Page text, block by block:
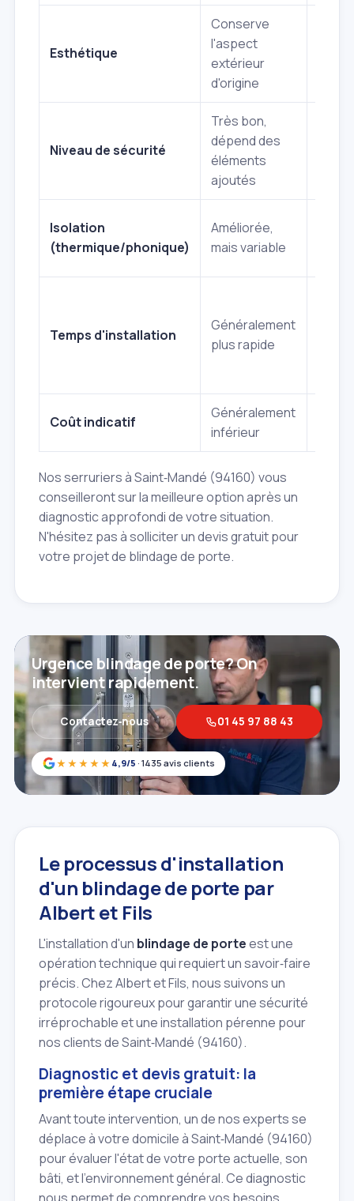
Esthétique
Conserve
l'aspect
extérieur
d'origine
Niveau de sécurité
Très bon,
dépend des
éléments
ajoutés
Isolation
(thermique/phonique)
Améliorée,
mais variable
Temps d'installation
Généralement
plus rapide
Coût indicatif
Généralement
inférieur
Nos serruriers à Saint‑Mandé (94160) vous
conseilleront sur la meilleure option après un
diagnostic approfondi de votre situation.
N'hésitez pas à solliciter un devis gratuit pour
votre projet de blindage de porte.
★★★★★ 4,9/5 · 1435 avis clients
Urgence blindage de porte? On
intervient rapidement.
Contactez‑nous 01 45 97 88 43
Le processus d'installation
d'un blindage de porte par
Albert et Fils
L'installation d'un blindage de porteest une
opération technique qui requiert un savoir‑faire
précis. Chez Albert et Fils, nous suivons un
protocole rigoureux pour garantir une sécurité
irréprochable et une installation pérenne pour
nos clients de Saint‑Mandé (94160).
Diagnostic et devis gratuit: la
première étape cruciale
Avant toute intervention, un de nos experts se
déplace à votre domicile à Saint‑Mandé (94160)
pour évaluer l'état de votre porte actuelle, son
bâti, et l'environnement général. Ce diagnostic